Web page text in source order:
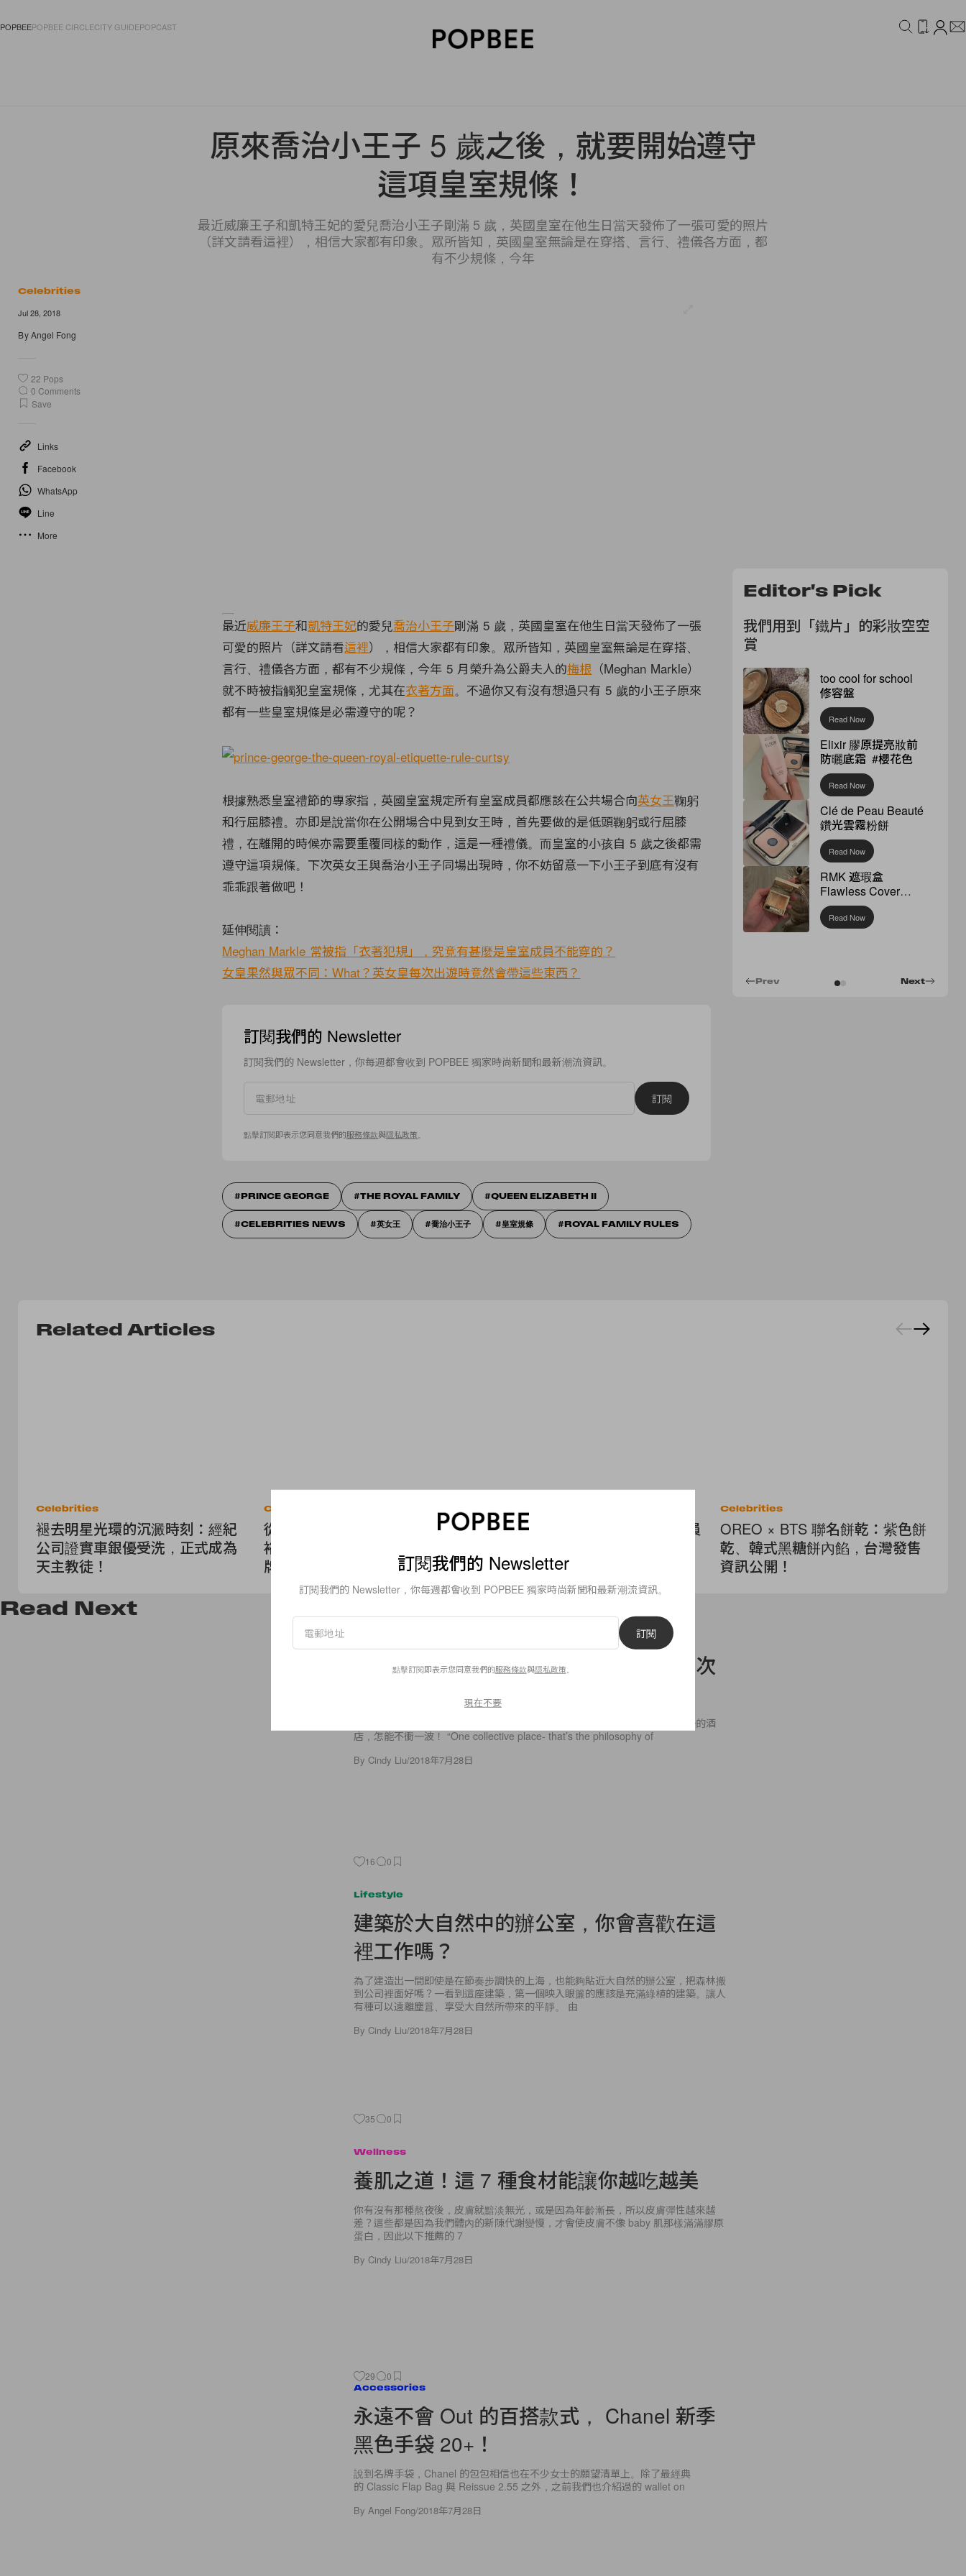
POPBEEPOPBEE CIRCLECITY GUIDEPOPCAST
原來喬治小王子 5 歲之後，就要開始遵守
這項皇室規條！
最近威廉王子和凱特王妃的愛兒喬治小王子剛滿 5 歲，英國皇室在他生日當天發佈了一張可愛的照片
（詳文請看這裡），相信大家都有印象。眾所皆知，英國皇室無論是在穿搭、言行、禮儀各方面，都
有不少規條，今年
Celebrities
Jul 28, 2018
ByAngel Fong
22 Pops
0 Comments
Save
Links
Facebook
WhatsApp
Line
More
最近威廉王子和凱特王妃的愛兒喬治小王子剛滿 5 歲，英國皇室在他生日當天發佈了一張
可愛的照片（詳文請看這裡），相信大家都有印象。眾所皆知，英國皇室無論是在穿搭、
言行、禮儀各方面，都有不少規條，今年 5 月榮升為公爵夫人的梅根 （Meghan Markle）
就不時被指觸犯皇室規條，尤其在衣著方面。不過你又有沒有想過只有 5 歲的小王子原來
都有一些皇室規條是必需遵守的呢？
根據熟悉皇室禮節的專家指，英國皇室規定所有皇室成員都應該在公共場合向英女王鞠躬
和行屈膝禮。亦即是說當你在公開場合中見到女王時，首先要做的是低頭鞠躬或行屈膝
禮，在離開的時候亦需要重覆同樣的動作，這是一種禮儀。而皇室的小孩自 5 歲之後都需
遵守這項規條。下次英女王與喬治小王子同場出現時，你不妨留意一下小王子到底有沒有
乖乖跟著做吧！
延伸閱讀：
Meghan Markle 常被指「衣著犯規」，究竟有甚麼是皇室成員不能穿的？
女皇果然與眾不同：What？英女皇每次出遊時竟然會帶這些東西？
訂閱我們的 Newsletter
訂閱我們的 Newsletter，你每週都會收到 POPBEE 獨家時尚新聞和最新潮流資訊。
訂閱
點擊訂閱即表示您同意我們的服務條款與隱私政策
PRINCE GEORGE​ THE ROYAL FAMILY QUEEN ELIZABETH II
CELEBRITIES NEWS 英女王 喬治小王子 皇室規條 ROYAL FAMILY RULES
Editor's Pick
我們用到「鐵片」的彩妝空空
賞
too cool for school
修容盤
Read Now
Elixir 膠原提亮妝前
防曬底霜 #櫻花色
Read Now
Clé de Peau Beauté
鑽光雲霧粉餅
Read Now
RMK 遮瑕盒
Flawless Cover
Concealer
Read Now
Next
Prev
Related Articles
Celebrities
褪去明星光環的沉澱時刻：經紀
公司證實車銀優受洗，正式成為
天主教徒！
Celebrities
從《雲畫的月光》到時尚圈：金
裕貞加入 CHARLES & KEITH 品
牌家族！
2026 世界盃場邊最美風景！球員
Celebrities
OREO × BTS 聯名餅乾：紫色餅
乾、韓式黑糖餅內餡，台灣發售
資訊公開！
Read Next
全球最完美的衝浪點，還能跋山涉水一次
滿足所有旅遊願望！
衝浪人士的天堂，還能夠爬上火山一覽山、海景致，更位於全球最美海灣之一的酒
店，怎能不衝一波！ “One collective place- that’s the philosophy of
By Cindy Liu/2018年7月28日
16 0
Lifestyle
建築於大自然中的辦公室，你會喜歡在這
裡工作嗎？
為了建造出一間即使是在節奏步調快的上海，也能夠貼近大自然的辦公室，把森林搬
到公司裡面好嗎？一看到這座建築，第一個映入眼簾的應該是充滿綠植的建築。讓人
有種可以遠離塵囂、享受大自然所帶來的平靜。 由
By Cindy Liu/2018年7月28日
35 0
Wellness
養肌之道！這 7 種食材能讓你越吃越美
你有沒有那種熬夜後，皮膚就黯淡無光，或是因為年齡漸長，所以皮膚彈性越來越
差？這些都是因為我們體內的新陳代謝變慢，才會使皮膚不像 baby 肌那樣滿滿膠原
蛋白，因此以下推薦的 7
By Cindy Liu/2018年7月28日
29 0
Accessories
永遠不會 Out 的百搭款式， Chanel 新季
黑色手袋 20+！
說到名牌手袋，Chanel 的包包相信也在不少女士的願望清單上。除了最經典
的 Classic Flap Bag 與 Reissue 2.55 之外，之前我們也介紹過的 wallet on
By Angel Fong/2018年7月28日
訂閱我們的 Newsletter
訂閱我們的 Newsletter，你每週都會收到 POPBEE 獨家時尚新聞和最新潮流資訊。
訂閱
點擊訂閱即表示您同意我們的服務條款與隱私政策
現在不要